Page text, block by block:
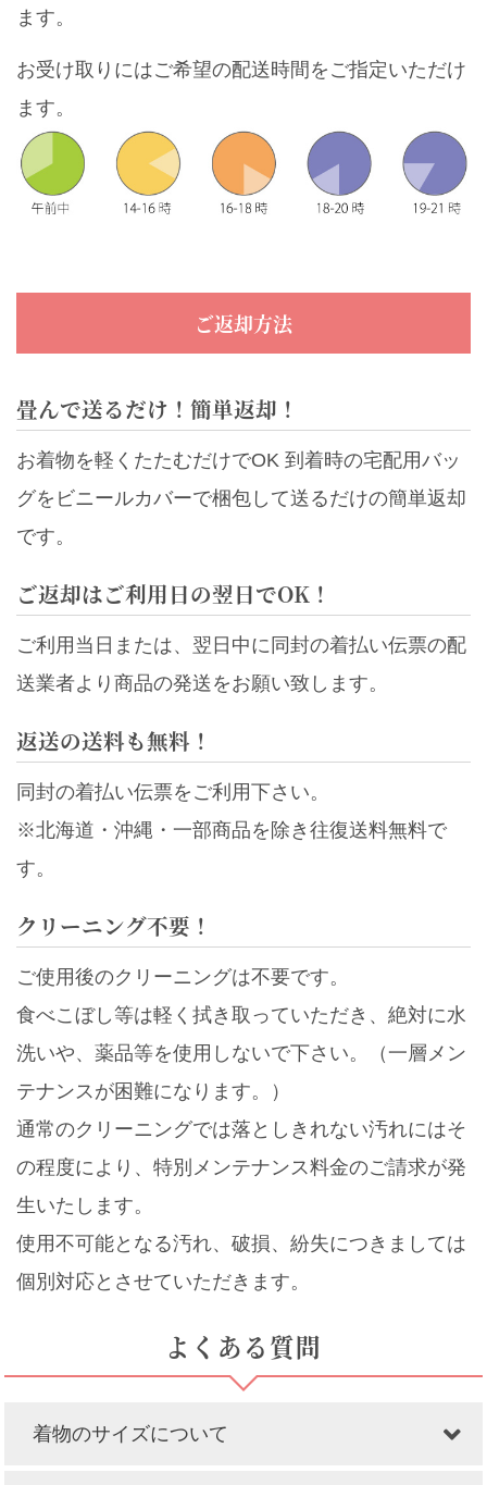
ます。
お受け取りにはご希望の配送時間をご指定いただけ
ます。
ご返却方法
畳んで送るだけ！簡単返却！
お着物を軽くたたむだけでOK 到着時の宅配用バッ
グをビニールカバーで梱包して送るだけの簡単返却
です。
ご返却はご利用日の翌日でOK！
ご利用当日または、翌日中に同封の着払い伝票の配
送業者より商品の発送をお願い致します。
返送の送料も無料！
同封の着払い伝票をご利用下さい。
※北海道・沖縄・一部商品を除き往復送料無料で
す。
クリーニング不要！
ご使用後のクリーニングは不要です。
食べこぼし等は軽く拭き取っていただき、絶対に水
洗いや、薬品等を使用しないで下さい。（一層メン
テナンスが困難になります。）
通常のクリーニングでは落としきれない汚れにはそ
の程度により、特別メンテナンス料金のご請求が発
生いたします。
使用不可能となる汚れ、破損、紛失につきましては
個別対応とさせていただきます。
よくある質問
着物のサイズについて